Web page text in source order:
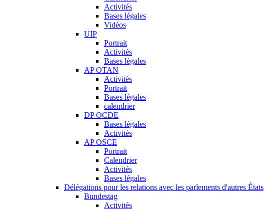
Activités
Bases légales
Vidéos
UIP
Portrait
Activités
Bases légales
AP OTAN
Activités
Portrait
Bases légales
calendrier
DP OCDE
Bases légales
Activités
AP OSCE
Portrait
Calendrier
Activités
Bases légales
Délégations pour les relations avec les parlements d'autres États
Bundestag
Activités